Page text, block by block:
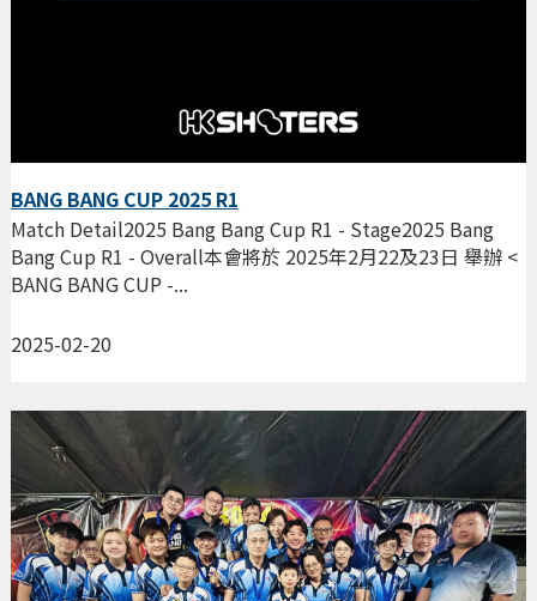
BANG BANG CUP 2025 R1
2025-02-20
Match Detail2025 Bang Bang Cup R1 - Stage2025 Bang
Bang Cup R1 - Overall本會將於 2025年2月22及23日 舉辦 <
BANG BANG CUP -...